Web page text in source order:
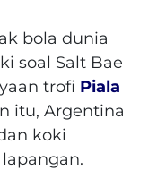
bola dunia
soal Salt Bae
trofi Piala
itu, Argentina
koki